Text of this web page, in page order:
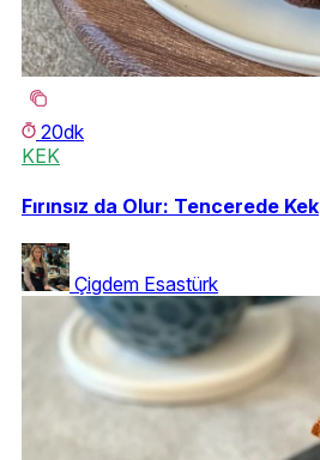
20dk
KEK
Fırınsız da Olur: Tencerede Kek
Çigdem Esastürk